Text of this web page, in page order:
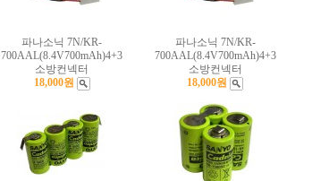
파나소닉 7N/KR-
700AAL(8.4V700mAh)4+3
소방컨넥터
18,000원
파나소닉 7N/KR-
700AAL(8.4V700mAh)4+3
소방컨넥터
18,000원